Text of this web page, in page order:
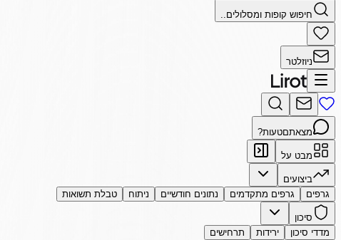
חיפוש קופות ומסלולים..
ניוזלטר
מצאתםטעות?
מבט על
ביצועים
גרפים
גרפים מתקדמים נתונים חודשיים ניתוח טבלת תשואות
סיכון
מדדי סיכון
ירידות תרחישים